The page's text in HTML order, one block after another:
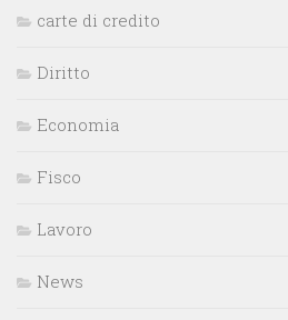
carte di credito
Diritto
Economia
Fisco
Lavoro
News